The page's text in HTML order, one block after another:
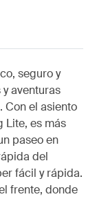
seguro y
aventuras
Con el asiento
Lite, es más
paseo en
del
fácil y rápida.
frente, donde